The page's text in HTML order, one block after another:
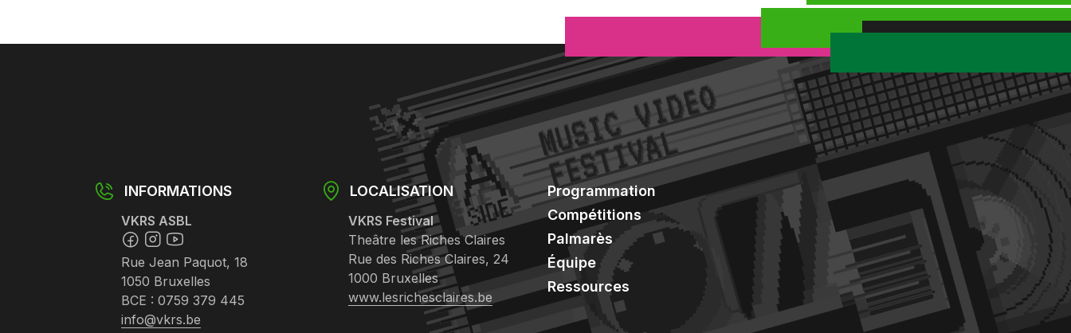
INFORMATIONS
VKRS ASBL
Rue Jean Paquot, 18
1050 Bruxelles
BCE : 0759 379 445
info@vkrs.be
LOCALISATION
VKRS Festival
Theâtre les Riches Claires
Rue des Riches Claires, 24
1000 Bruxelles
www.lesrichesclaires.be
Programmation
Compétitions
Palmarès
Équipe
Ressources